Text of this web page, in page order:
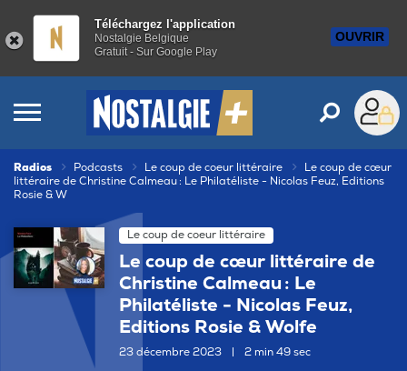
Téléchargez l'application
Nostalgie Belgique
Gratuit - Sur Google Play
OUVRIR
Radios Podcasts Le coup de coeur littéraire
Le coup de cœur
littéraire de Christine Calmeau : Le Philatéliste - Nicolas Feuz, Editions
Rosie & W
Le coup de coeur littéraire
Le coup de cœur littéraire de
Christine Calmeau : Le
Philatéliste - Nicolas Feuz,
Editions Rosie & Wolfe
23 décembre 2023 2 min 49 sec